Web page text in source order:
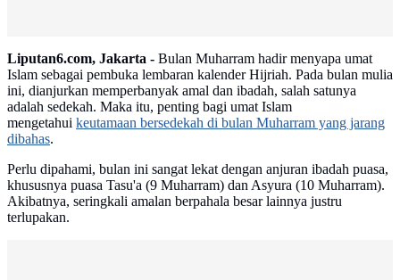
Liputan6.com, Jakarta - Bulan Muharram hadir menyapa umat
Islam sebagai pembuka lembaran kalender Hijriah. Pada bulan mulia
ini, dianjurkan memperbanyak amal dan ibadah, salah satunya
adalah sedekah. Maka itu, penting bagi umat Islam
mengetahui keutamaan bersedekah di bulan Muharram yang jarang
dibahas.
Perlu dipahami, bulan ini sangat lekat dengan anjuran ibadah puasa,
khususnya puasa Tasu'a (9 Muharram) dan Asyura (10 Muharram).
Akibatnya, seringkali amalan berpahala besar lainnya justru
terlupakan.